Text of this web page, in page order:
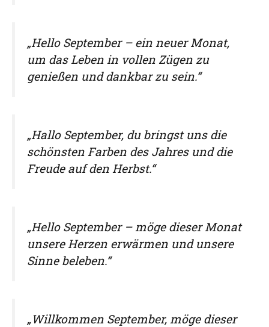
„Hello September – ein neuer Monat,
um das Leben in vollen Zügen zu
genießen und dankbar zu sein.“
„Hallo September, du bringst uns die
schönsten Farben des Jahres und die
Freude auf den Herbst.“
„Hello September – möge dieser Monat
unsere Herzen erwärmen und unsere
Sinne beleben.“
„Willkommen September, möge dieser